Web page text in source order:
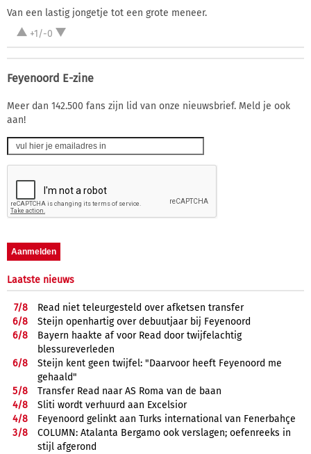
Van een lastig jongetje tot een grote meneer.
+1/-0
Feyenoord E-zine
Meer dan 142.500 fans zijn lid van onze nieuwsbrief. Meld je ook
aan!
Laatste nieuws
7/8
Read niet teleurgesteld over afketsen transfer
6/8
Steijn openhartig over debuutjaar bij Feyenoord
6/8
Bayern haakte af voor Read door twijfelachtig
blessureverleden
6/8
Steijn kent geen twijfel: "Daarvoor heeft Feyenoord me
gehaald"
5/8
Transfer Read naar AS Roma van de baan
4/8
Sliti wordt verhuurd aan Excelsior
4/8
Feyenoord gelinkt aan Turks international van Fenerbahçe
3/8
COLUMN: Atalanta Bergamo ook verslagen; oefenreeks in
stijl afgerond